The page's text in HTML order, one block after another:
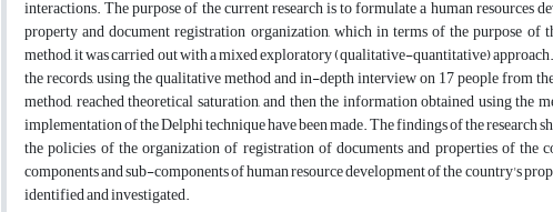
interactions. The purpose of the current research is to formulate a human resources
property and document registration organization, which in terms of the purpose
method, it was carried out with a mixed exploratory (qualitative-quantitative)
the records, using the qualitative method and in-depth interview on 17 people from
method, reached theoretical saturation, and then the information obtained using the
implementation of the Delphi technique have been made. The findings of the research
the policies of the organization of registration of documents and properties of the
components and sub-components of human resource development of the country's
identified and investigated.